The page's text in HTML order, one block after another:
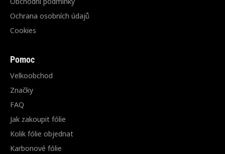
Ochrana osobních údajů
Cookies
Pomoc
Velkoobchod
Značky
FAQ
Jak zakoupit fólie
Kolik fólie objednat
Karbonové fólie